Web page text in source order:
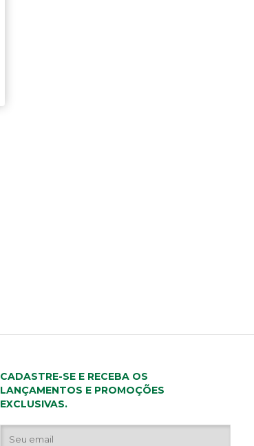
CADASTRE-SE E RECEBA OS
LANÇAMENTOS E PROMOÇÕES
EXCLUSIVAS.